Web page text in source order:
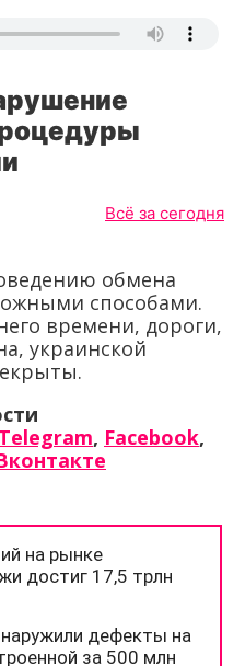
Всё за сегодня
обмена
способами.
времени, дороги,
украинской
Telegram, Facebook,